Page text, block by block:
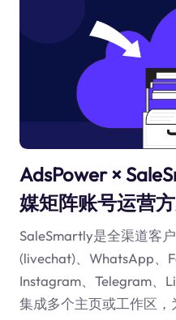
AdsPower ×
媒矩阵账号运营
SaleSmartly是全渠道客
(livechat)、WhatsApp、
Instagram、Telegram、
集成多个主页或工作区，